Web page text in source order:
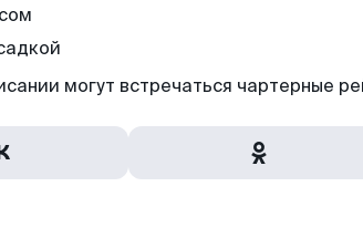
могут встречаться чартерные